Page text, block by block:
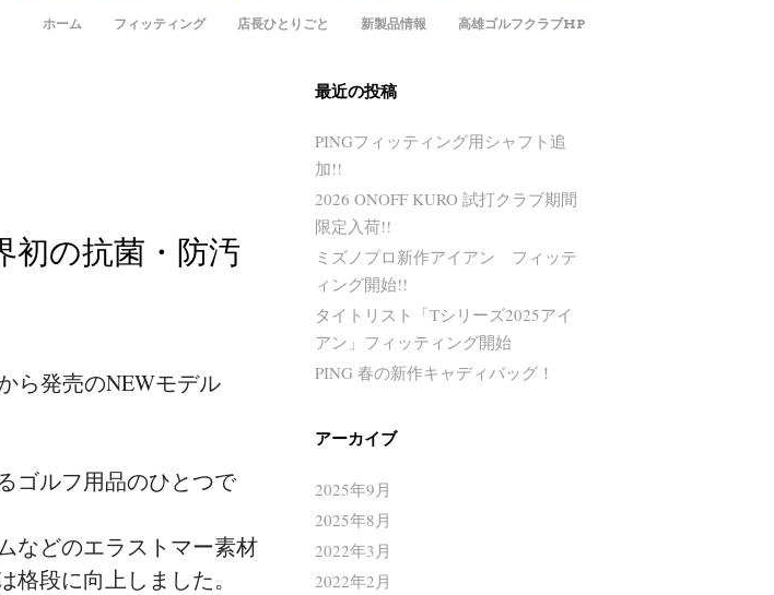
メニュー
コンテンツへスキップ
ホーム フィッティング 店長ひとりごと 新製品情報 高雄ゴルフクラブHP
初の抗菌・防汚
ら発売のNEWモデル
ゴルフ用品のひとつで
などのエラストマー素材
段に向上しました。
最近の投稿
PINGフィッティング用シャフト追
加!!
2026 ONOFF KURO 試打クラブ期間
限定入荷!!
ミズノプロ新作アイアン フィッテ
ィング開始!!
タイトリスト「Tシリーズ2025アイ
アン」フィッティング開始
PING 春の新作キャディバッグ！
アーカイブ
2025年9月
2025年8月
2022年3月
2022年2月